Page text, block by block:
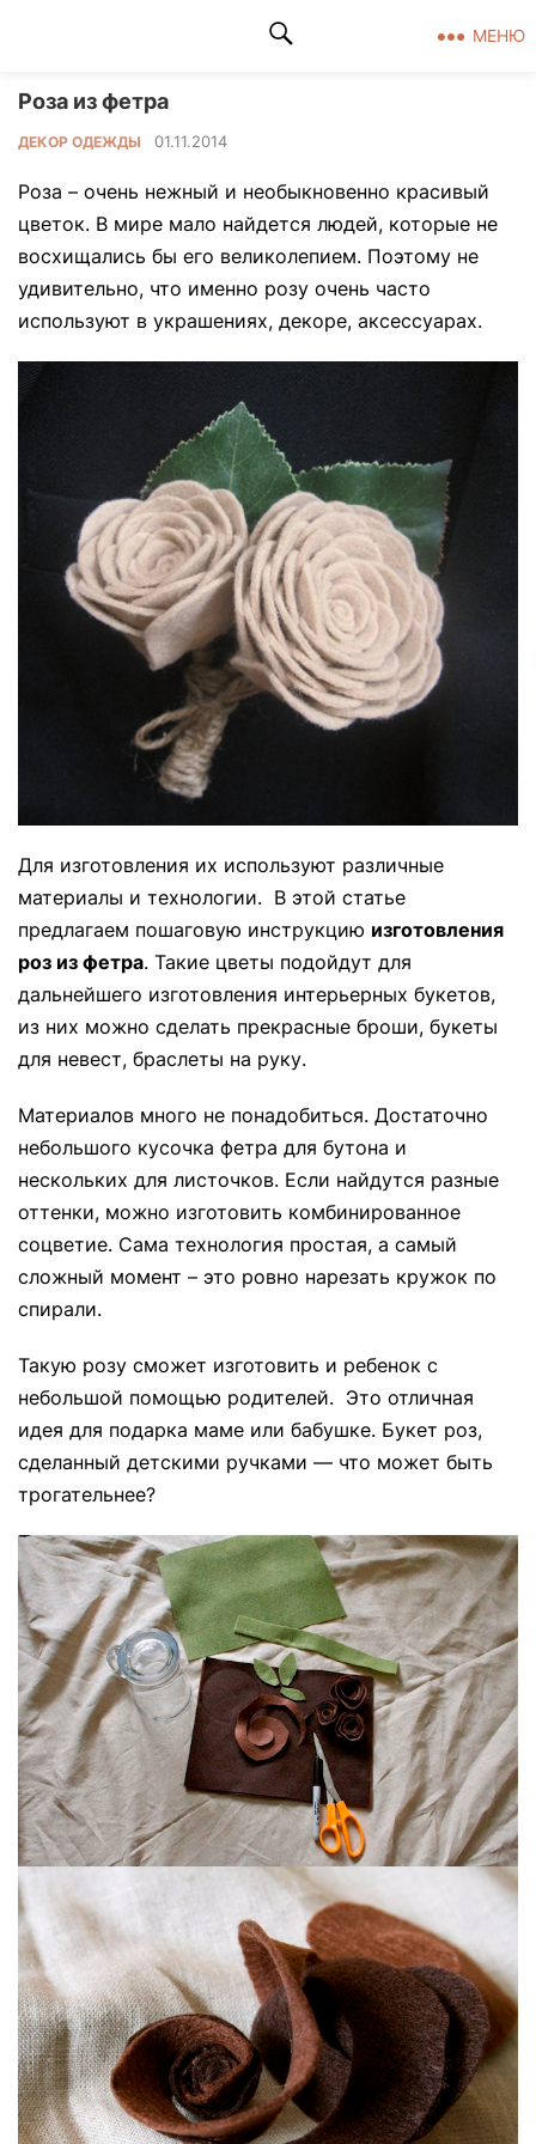
МЕНЮ
Роза из фетра
ДЕКОР ОДЕЖДЫ 01.11.2014
Роза – очень нежный и необыкновенно красивый
цветок. В мире мало найдется людей, которые не
восхищались бы его великолепием. Поэтому не
удивительно, что именно розу очень часто
используют в украшениях, декоре, аксессуарах.
Для изготовления их используют различные
материалы и технологии. В этой статье
предлагаем пошаговую инструкцию изготовления
роз из фетра. Такие цветы подойдут для
дальнейшего изготовления интерьерных букетов,
из них можно сделать прекрасные броши, букеты
для невест, браслеты на руку.
Материалов много не понадобиться. Достаточно
небольшого кусочка фетра для бутона и
нескольких для листочков. Если найдутся разные
оттенки, можно изготовить комбинированное
соцветие. Сама технология простая, а самый
сложный момент – это ровно нарезать кружок по
спирали.
Такую розу сможет изготовить и ребенок с
небольшой помощью родителей. Это отличная
идея для подарка маме или бабушке. Букет роз,
сделанный детскими ручками — что может быть
трогательнее?